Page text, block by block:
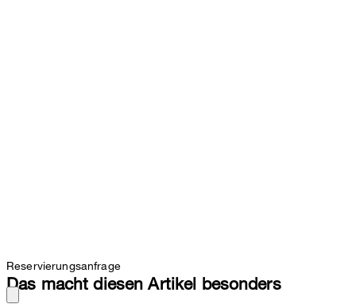
Reservierungsanfrage
Das macht diesen Artikel besonders